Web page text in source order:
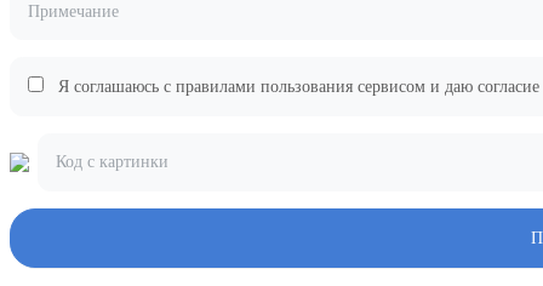
Я соглашаюсь с правилами пользования сервисом и даю